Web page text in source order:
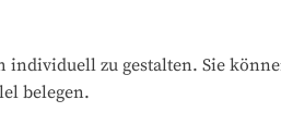
zu gestalten. Sie
belegen.